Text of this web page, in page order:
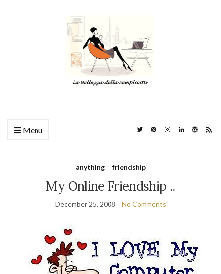
Menu
anything , friendship
My Online Friendship ..
December 25, 2008 No Comments